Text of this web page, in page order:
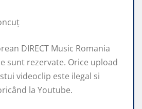
DIRECT Music Romania
sunt rezervate. Orice upload
videoclip este ilegal si
la Youtube.